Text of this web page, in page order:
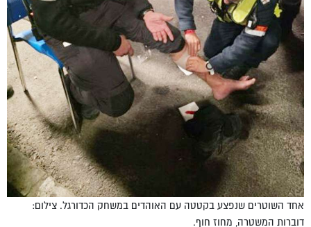
אחד השוטרים שנפצע בקטטה עם האוהדים במשחק הכדורגל. צילום:
דוברות המשטרה, מחוז חוף.